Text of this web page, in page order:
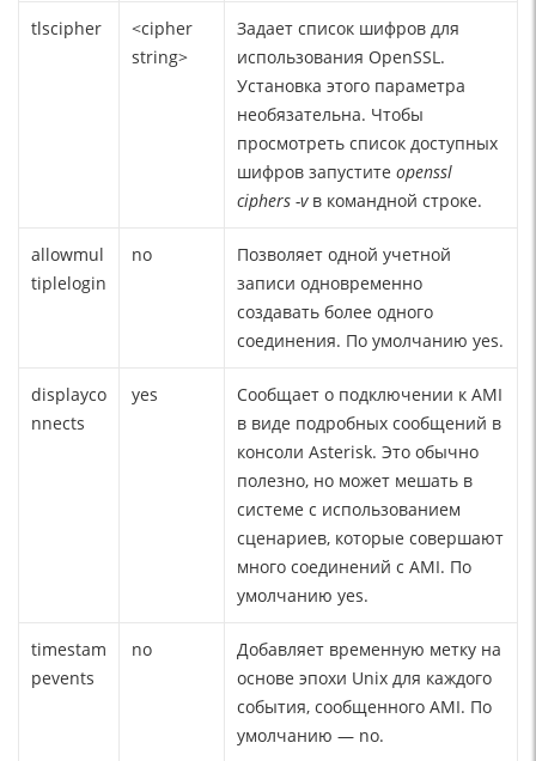
tlscipher
<cipher
string>
Задает список шифров для
использования OpenSSL.
Установка этого параметра
необязательна. Чтобы
просмотреть список доступных
шифров запустите openssl
ciphers -vв командной строке.
allowmul
tiplelogin
no
Позволяет одной учетной
записи одновременно
создавать более одного
соединения. По умолчанию yes.
displayco
nnects
yes
Сообщает о подключении к AMI
в виде подробных сообщений в
консоли Asterisk. Это обычно
полезно, но может мешать в
системе с использованием
сценариев, которые совершают
много соединений с AMI. По
умолчанию yes.
timestam
pevents
no
Добавляет временную метку на
основе эпохи Unix для каждого
события, сообщенного AMI. По
умолчанию — no.